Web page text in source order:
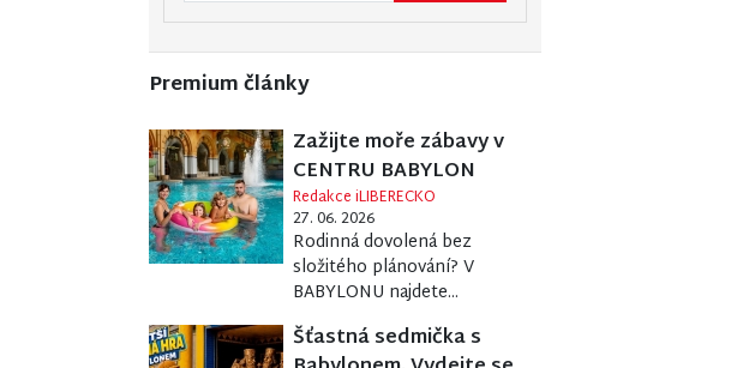
Premium články
Zažijte moře zábavy v
CENTRU BABYLON
Redakce iLIBERECKO
27. 06. 2026
Rodinná dovolená bez
složitého plánování? V
BABYLONU najdete...
Šťastná sedmička s